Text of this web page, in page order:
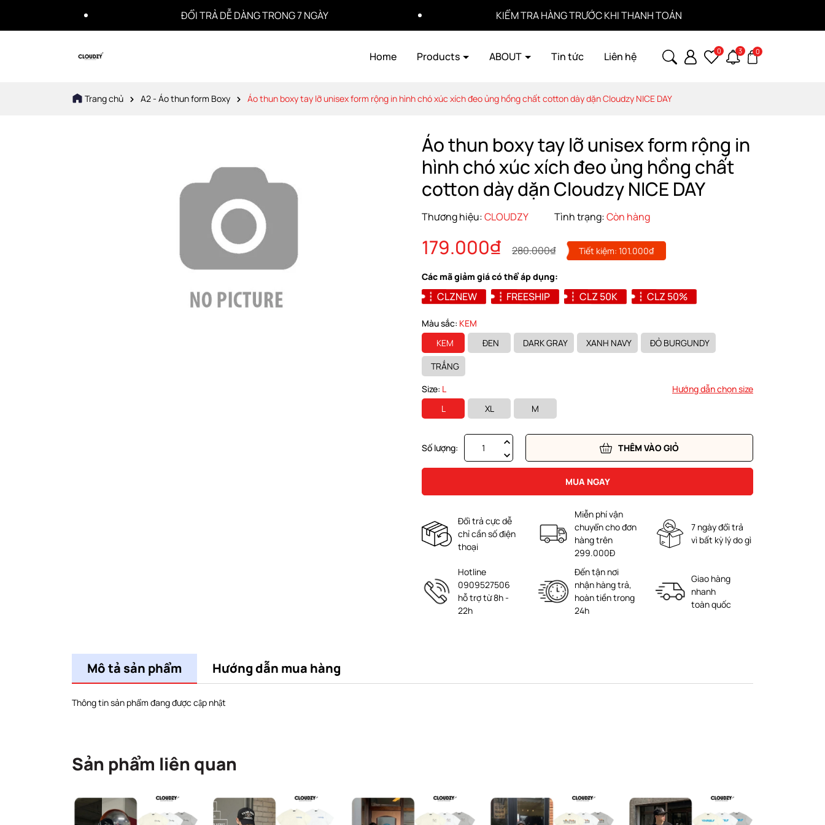
ĐỔI TRẢ DỄ DÀNG TRONG 7 NGÀY KIỂM TRA HÀNG TRƯỚC KHI THANH TOÁN
Home Products ABOUT Tin tức Liên hệ 0 3 0
Trang chủ A2 - Áo thun form Boxy Áo thun boxy tay lỡ unisex form rộng in hình chó xúc xích đeo ủng hồng chất cotton dày dặn Cloudzy NICE DAY
Áo thun boxy tay lỡ unisex form rộng in
hình chó xúc xích đeo ủng hồng chất
cotton dày dặn Cloudzy NICE DAY
Thương hiệu:CLOUDZY Tình trạng:Còn hàng
179.000₫ 280.000₫ Tiết kiệm: 101.000₫
Các mã giảm giá có thể áp dụng:
CLZNEW FREESHIP CLZ 50K CLZ 50%
Màu sắc: KEM
KEM
ĐEN DARK GRAY XANH NAVY
ĐỎ BURGUNDY
TRẮNG
Size: L
Hướng dẫn chọn size
L
XL M
Số lượng: THÊM VÀO GIỎ
MUA NGAY
Đổi trả cực dễ
chỉ cần số điện
thoại
Miễn phí vận
chuyển cho đơn
hàng trên
299.000Đ
7 ngày đổi trả
vì bất kỳ lý do gì
Hotline
0909527506
hỗ trợ từ 8h -
22h
Đến tận nơi
nhận hàng trả,
hoàn tiền trong
24h
Giao hàng
nhanh
toàn quốc
Mô tả sản phẩm Hướng dẫn mua hàng
Thông tin sản phẩm đang được cập nhật
Sản phẩm liên quan